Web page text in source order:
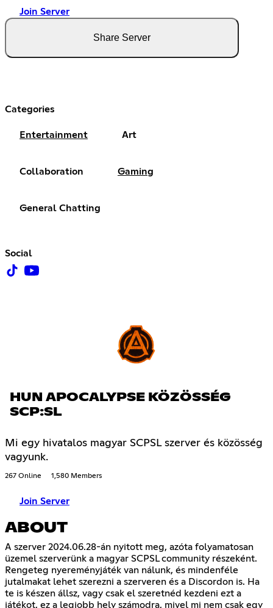
Join Server
Share Server
Categories
Entertainment Art
Collaboration Gaming
General Chatting
Social
HUN APOCALYPSE KÖZÖSSÉG
SCP:SL
Mi egy hivatalos magyar SCPSL szerver és közösség
vagyunk.
267 Online 1,580 Members
Join Server
ABOUT
A szerver 2024.06.28-án nyitott meg, azóta folyamatosan
üzemel szerverünk a magyar SCPSL community részeként.
Rengeteg nyereményjáték van nálunk, és mindenféle
jutalmakat lehet szerezni a szerveren és a Discordon is. Ha
te is készen állsz, vagy csak el szeretnéd kezdeni ezt a
játékot, ez a legjobb hely számodra, mivel mi nem csak egy